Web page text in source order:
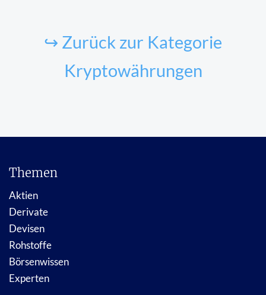
↪ Zurück zur Kategorie
Kryptowährungen
Themen
Aktien
Derivate
Devisen
Rohstoffe
Börsenwissen
Experten